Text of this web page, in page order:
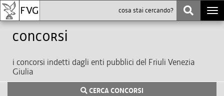
Concorsi
i concorsi indetti dagli enti pubblici del Friuli Venezia
Giulia
CERCA CONCORSI